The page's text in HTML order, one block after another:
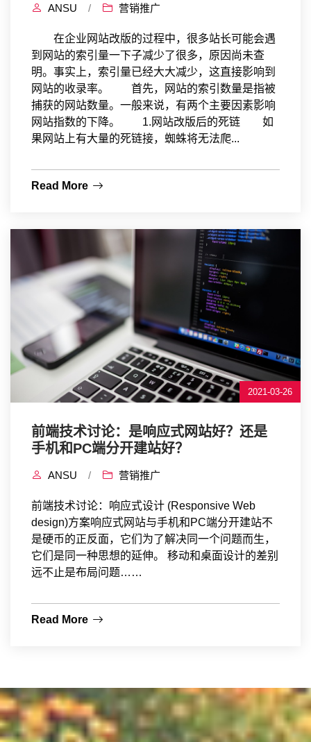
ANSU / 营销推广
在企业网站改版的过程中，很多站长可能会遇
到网站的索引量一下子减少了很多，原因尚未查
明。事实上，索引量已经大大减少，这直接影响到
网站的收录率。 首先，网站的索引数量是指被
捕获的网站数量。一般来说，有两个主要因素影响
网站指数的下降。 1.网站改版后的死链 如
果网站上有大量的死链接，蜘蛛将无法爬...
Read More
2021-03-26
前端技术讨论：是响应式网站好？还是
手机和PC端分开建站好？
ANSU / 营销推广
前端技术讨论：响应式设计 (Responsive Web
design)方案响应式网站与手机和PC端分开建站不
是硬币的正反面，它们为了解决同一个问题而生，
它们是同一种思想的延伸。 移动和桌面设计的差别
远不止是布局问题……
Read More